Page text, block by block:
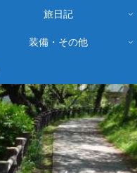
旅日記
装備・その他